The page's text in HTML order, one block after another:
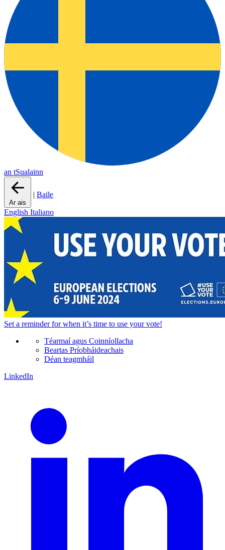
an tSualainn
Ar ais
| Baile
English Italiano
Set a reminderfor when it’s time to use your vote!
Téarmaí agus Coinníollacha
Beartas Príobháideachais
Déan teagmháil
LinkedIn